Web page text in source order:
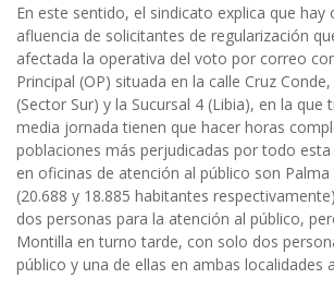
En este sentido, el sindicato explica que hay
afluencia de solicitantes de regularización
afectada la operativa del voto por correo
Principal (OP) situada en la calle Cruz Conde,
(Sector Sur) y la Sucursal 4 (Libia), en la que
media jornada tienen que hacer horas
poblaciones más perjudicadas por todo
en oficinas de atención al público son Palma
(20.688 y 18.885 habitantes
dos personas para la atención al público,
Montilla en turno tarde, con solo dos
público y una de ellas en ambas localidades